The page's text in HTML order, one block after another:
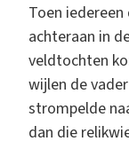
Toen
achteraan in
veldtochten
wijlen de
strompelde
dan die